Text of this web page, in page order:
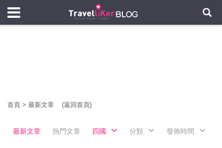
首頁 > 最新文章 (返回首頁)
最新文章 熱門文章 四國 分類 發佈時間